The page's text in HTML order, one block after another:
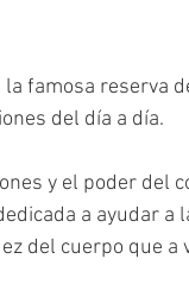
famosa reserva
del día a día.
y el poder del
a ayudar
del cuerpo que a